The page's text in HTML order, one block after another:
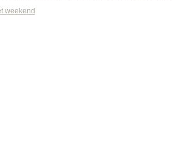
weekend